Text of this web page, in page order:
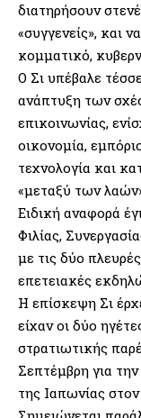
διατηρήσουν
«συγγενείς», και
κομματικό,
Ο Σι υπέβαλε
ανάπτυξη των
επικοινωνίας,
οικονομία,
τεχνολογία και
«μεταξύ των
Ειδική αναφορά
Φιλίας,
με τις δύο
επετειακές
Η επίσκεψη Σι
είχαν οι δύο
στρατιωτικής
Σεπτέμβρη για
της Ιαπωνίας